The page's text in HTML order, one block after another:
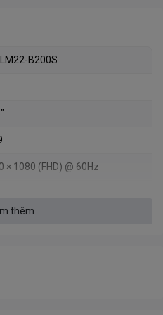
vời cho công việc và giải trí.
LM22-B200S
× 1080 (FHD) @ 60Hz
/ ㎡
thêm